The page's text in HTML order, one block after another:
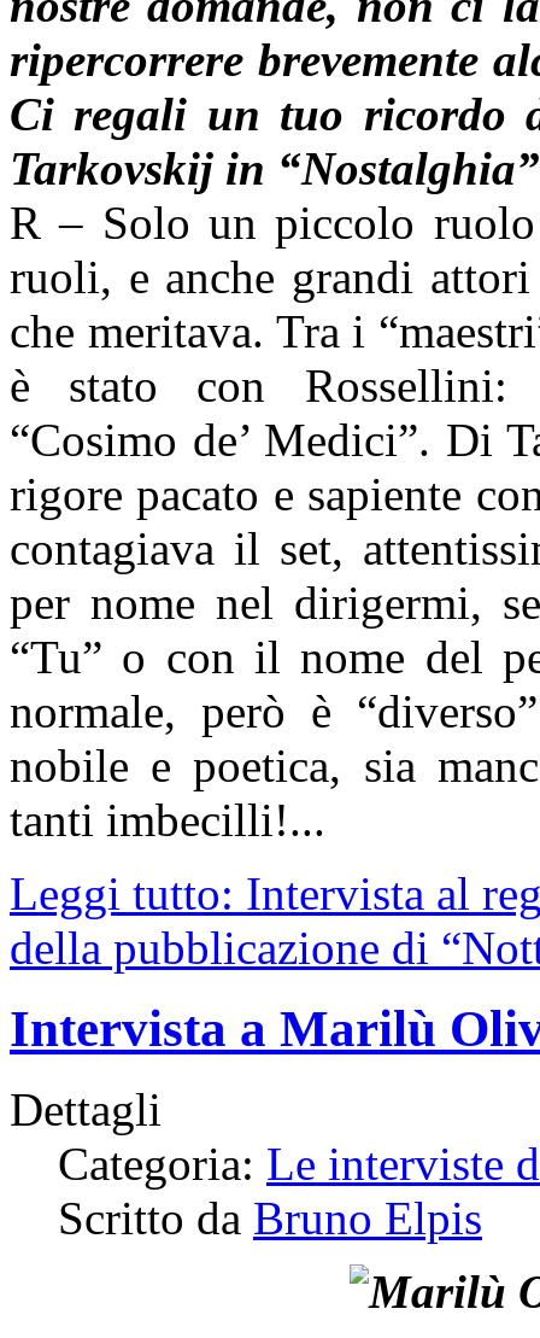
ripercorrere brevemente
Ci regali un tuo ricordo
Tarkovskij in
R – Solo un piccolo
ruoli, e anche grandi attori
che meritava. Tra i
è stato con Rossellini:
“Cosimo de’ Medici”. Di
rigore pacato e sapiente
contagiava il set,
per nome nel dirigermi,
“Tu” o con il nome del
normale, però è
nobile e poetica, sia
tanti imbecilli!...
Leggi tutto: Intervista al
della pubblicazione di
Intervista a Marilù
Dettagli
Categoria: Le interviste
Scritto da Bruno Elpis